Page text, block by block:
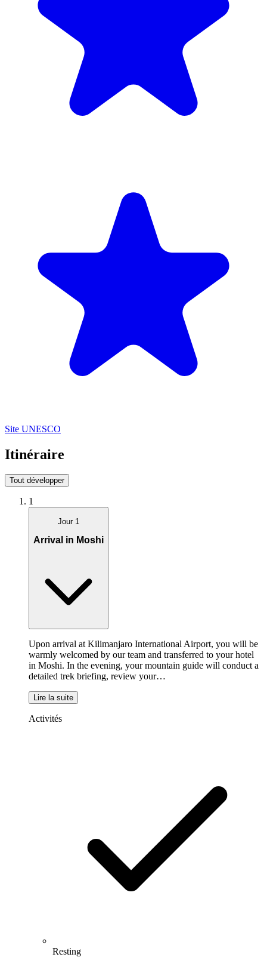
Site UNESCO
Itinéraire
Tout développer
1
Jour 1
Arrival in Moshi
Upon arrival at Kilimanjaro International Airport, you will be
warmly welcomed by our team and transferred to your hotel
in Moshi. In the evening, your mountain guide will conduct a
detailed trek briefing, review your…
Lire la suite
Activités
Resting